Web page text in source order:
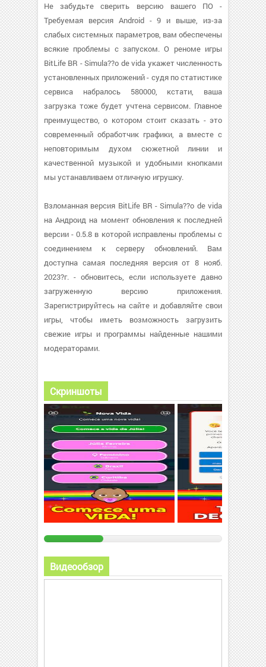
Не забудьте сверить версию вашего ПО -
Требуемая версия Android - 9 и выше, из-за
слабых системных параметров, вам обеспечены
всякие проблемы с запуском. О реноме игры
BitLife BR - Simula??o de vida укажет численность
установленных приложений - судя по статистике
сервиса набралось 580000, кстати, ваша
загрузка тоже будет учтена сервисом. Главное
преимущество, о котором стоит сказать - это
современный обработчик графики, а вместе с
неповторимым духом сюжетной линии и
качественной музыкой и удобными кнопками
мы устанавливаем отличную игрушку.
Взломанная версия BitLife BR - Simula??o de vida
на Андроид на момент обновления к последней
версии - 0.5.8 в которой исправлены проблемы с
соединением к серверу обновлений. Вам
доступна самая последняя версия от 8 нояб.
2023?г. - обновитесь, если используете давно
загруженную версию приложения.
Зарегистрируйтесь на сайте и добавляйте свои
игры, чтобы иметь возможность загрузить
свежие игры и программы найденные нашими
модераторами.
Скриншоты
Видеообзор